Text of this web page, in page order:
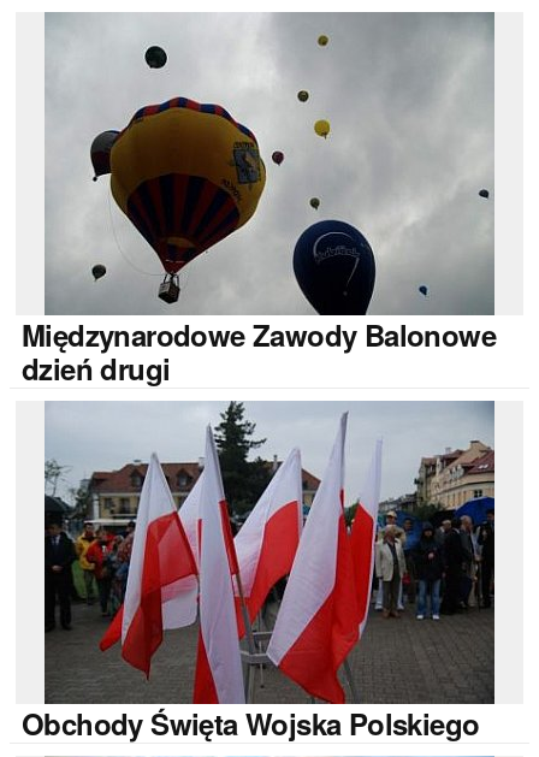
MiędzynarodoweZawody Balonowe
dzień drugi
ObchodyŚwięta Wojska Polskiego